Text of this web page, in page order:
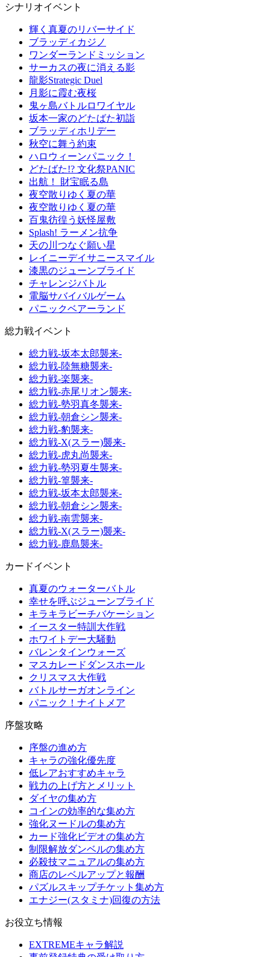
シナリオイベント
輝く真夏のリバーサイド
ブラッディカジノ
ワンダーランドミッション
サーカスの夜に消える影
龍影Strategic Duel
月影に霞む夜桜
鬼ヶ島バトルロワイヤル
坂本一家のどたばた初詣
ブラッディホリデー
秋空に舞う約束
ハロウィーンパニック！
どたばた!? 文化祭PANIC
出航！ 財宝眠る島
夜空散りゆく夏の華
夜空散りゆく夏の華
百鬼彷徨う妖怪屋敷
Splash! ラーメン抗争
天の川つなぐ願い星
レイニーデイサニースマイル
漆黒のジューンブライド
チャレンジバトル
電脳サバイバルゲーム
パニックベアーランド
総力戦イベント
総力戦-坂本太郎襲来-
総力戦-陸無糖襲来-
総力戦-楽襲来-
総力戦-赤尾リオン襲来-
総力戦-勢羽真冬襲来-
総力戦-朝倉シン襲来-
総力戦-豹襲来-
総力戦-X(スラー)襲来-
総力戦-虎丸尚襲来-
総力戦-勢羽夏生襲来-
総力戦-篁襲来-
総力戦-坂本太郎襲来-
総力戦-朝倉シン襲来-
総力戦-南雲襲来-
総力戦-X(スラー)襲来-
総力戦-鹿島襲来-
カードイベント
真夏のウォーターバトル
幸せを呼ぶジューンブライド
キラキラビーチバケーション
イースター特訓大作戦
ホワイトデー大騒動
バレンタインウォーズ
マスカレードダンスホール
クリスマス大作戦
バトルサーガオンライン
パニック！ナイトメア
序盤攻略
序盤の進め方
キャラの強化優先度
低レアおすすめキャラ
戦力の上げ方とメリット
ダイヤの集め方
コインの効率的な集め方
強化ヌードルの集め方
カード強化ビデオの集め方
制限解放ダンベルの集め方
必殺技マニュアルの集め方
商店のレベルアップと報酬
パズルスキップチケット集め方
エナジー(スタミナ)回復の方法
お役立ち情報
EXTREMEキャラ解説